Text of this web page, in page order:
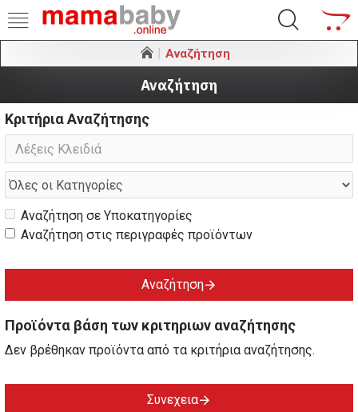
Αναζήτηση
Αναζήτηση
Κριτήρια Αναζήτησης
Αναζήτηση σε Υποκατηγορίες
Αναζήτηση στις περιγραφές προϊόντων
Αναζήτηση
Προϊόντα βάση των κριτηριων αναζήτησης
Δεν βρέθηκαν προϊόντα από τα κριτήρια αναζήτησης.
Συνεχεια